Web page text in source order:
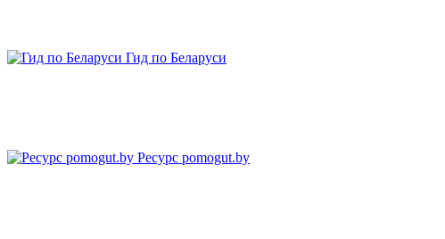
Гид по Беларуси
Ресурс pomogut.by